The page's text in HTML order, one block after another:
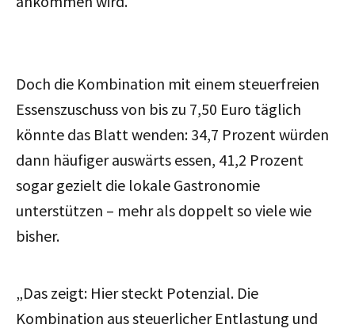
Doch die Kombination mit einem steuerfreien
Essenszuschuss von bis zu 7,50 Euro täglich
könnte das Blatt wenden: 34,7 Prozent würden
dann häufiger auswärts essen, 41,2 Prozent
sogar gezielt die lokale Gastronomie
unterstützen – mehr als doppelt so viele wie
bisher.
„Das zeigt: Hier steckt Potenzial. Die
Kombination aus steuerlicher Entlastung und